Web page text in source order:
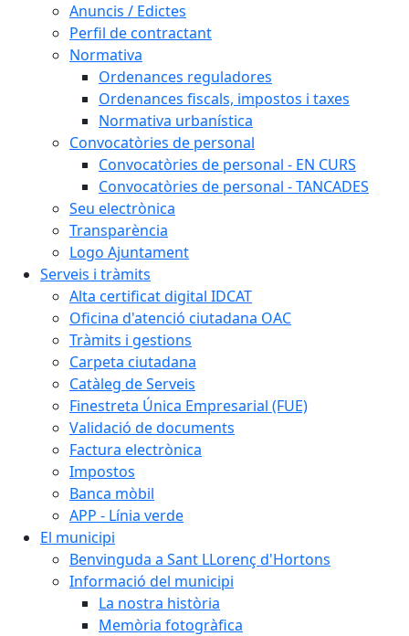
Anuncis / Edictes
Perfil de contractant
Normativa
Ordenances reguladores
Ordenances fiscals, impostos i taxes
Normativa urbanística
Convocatòries de personal
Convocatòries de personal - EN CURS
Convocatòries de personal - TANCADES
Seu electrònica
Transparència
Logo Ajuntament
Serveis i tràmits
Alta certificat digital IDCAT
Oficina d'atenció ciutadana OAC
Tràmits i gestions
Carpeta ciutadana
Catàleg de Serveis
Finestreta Única Empresarial (FUE)
Validació de documents
Factura electrònica
Impostos
Banca mòbil
APP - Línia verde
El municipi
Benvinguda a Sant LLorenç d'Hortons
Informació del municipi
La nostra història
Memòria fotogràfica